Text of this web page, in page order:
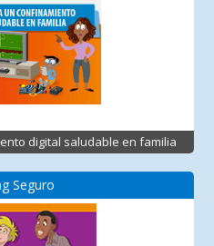
digital saludable en familia
Seguro